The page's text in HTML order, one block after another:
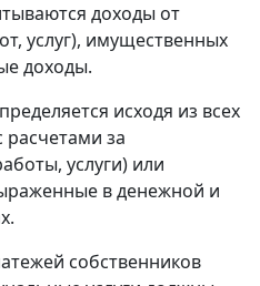
доходы от
услуг), имущественных
доходы.
исходя из всех
расчетами за
услуги) или
в денежной и
собственников